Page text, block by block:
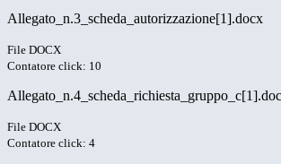
Allegato_n.3_scheda_autorizzazione[1].docx
File DOCX
Contatore click: 10
File DOCX
Contatore click: 4